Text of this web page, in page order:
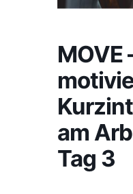
MOVE
am
Tag 3